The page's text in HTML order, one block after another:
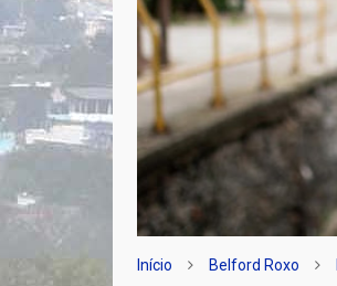
Início Belford Roxo